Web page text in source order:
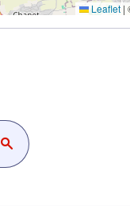
Leaflet |